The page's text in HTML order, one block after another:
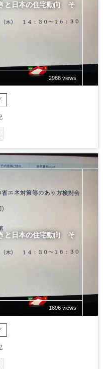
と日本の住宅動向 そ
2988 views
と日本の住宅動向 そ
1896 views